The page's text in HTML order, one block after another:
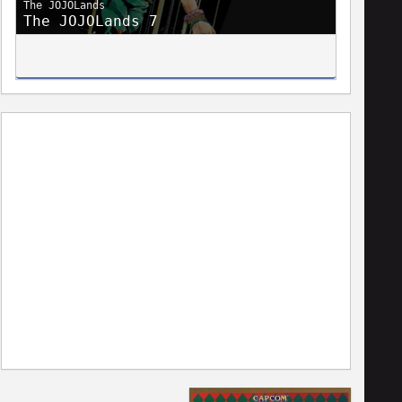
The JOJOLands
The JOJOLands 7